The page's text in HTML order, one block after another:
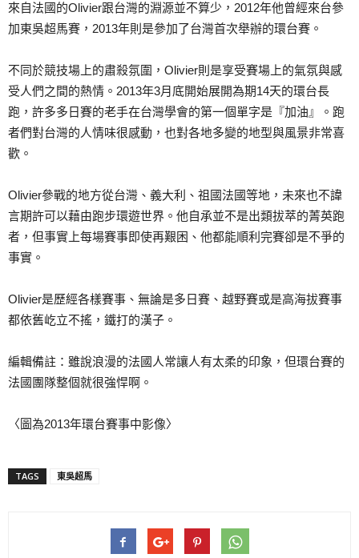
來自法國的Olivier跟台灣的淵源並不算少，2012年他曾經來台參
加東吳超馬賽，2013年則是參加了台灣首次舉辦的環台賽。
不同於競技場上的肅殺氛圍，Olivier則是享受賽場 上的氣氛與感
受人們之間的熱情。2013年3月底開始展開為期14天的環台長
跑，許多多日賽的老手在台灣學會的第一個單字是『加油』。跑
者們對台灣的人情味很感動，也對各地多變的地型與風景非常喜
歡。
Olivier參戰的地方從台灣、義大利、祖國法國等地 ，未來也不諱
言期許可以藉由跑步環遊世界。他自承並不是出類拔萃的菁英跑
者，但事實上每場賽事即使再艱困、他都能順利完賽卻是不爭的
事實。
Olivier是歷經各樣賽事、無論是多日賽、越野賽或是高海拔賽事
都依舊屹立不搖，鐵打的漢子。
編輯備註：雖說浪漫的法國人常讓人有太柔的印象，但環台賽的
法國團隊整個就很強悍啊。
〈圖為2013年環台賽事中影像〉
TAGS 東吳超馬